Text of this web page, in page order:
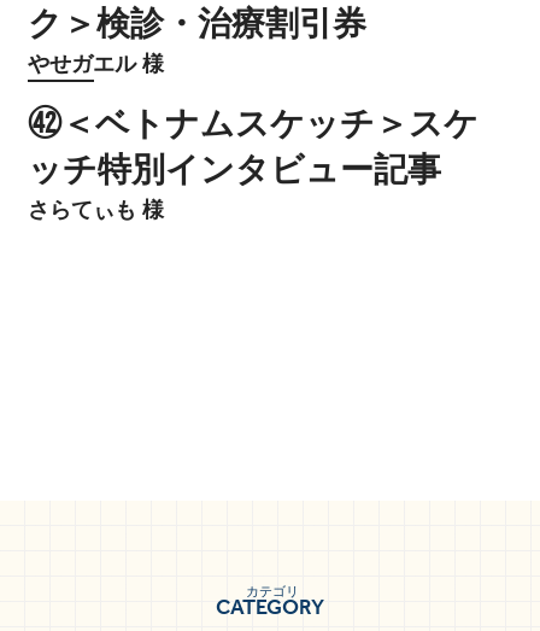
ク＞検診・治療割引券
やせガエル 様
㊷＜ベトナムスケッチ＞スケ
ッチ特別インタビュー記事
さらてぃも 様
CATEGORY
カテゴリ